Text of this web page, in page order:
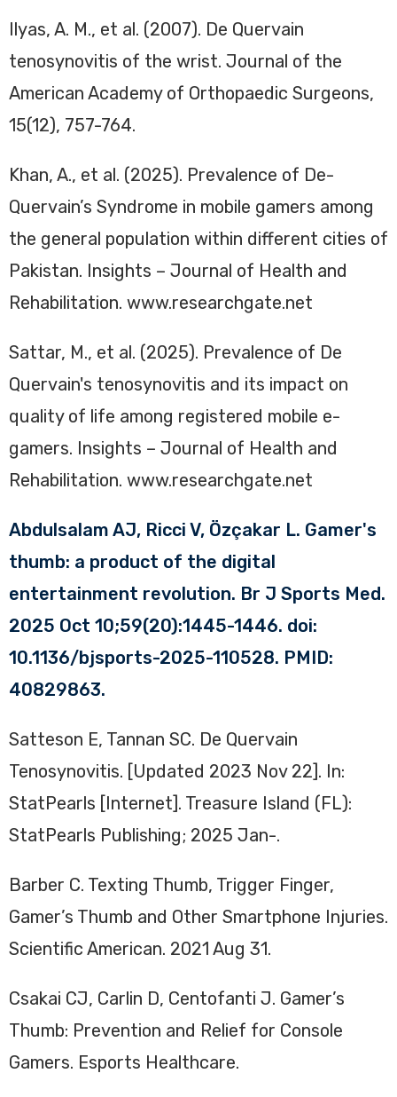
Ilyas, A. M., et al. (2007). De Quervain
tenosynovitis of the wrist. Journal of the
American Academy of Orthopaedic Surgeons,
15(12), 757-764.
Khan, A., et al. (2025). Prevalence of De-
Quervain’s Syndrome in mobile gamers among
the general population within different cities of
Pakistan. Insights – Journal of Health and
Rehabilitation. www.researchgate.net
Sattar, M., et al. (2025). Prevalence of De
Quervain's tenosynovitis and its impact on
quality of life among registered mobile e-
gamers. Insights – Journal of Health and
Rehabilitation. www.researchgate.net
Abdulsalam AJ, Ricci V, Özçakar L. Gamer's
thumb: a product of the digital
entertainment revolution. Br J Sports Med.
2025 Oct 10;59(20):1445-1446. doi:
10.1136/bjsports-2025-110528. PMID:
40829863.
Satteson E, Tannan SC. De Quervain
Tenosynovitis. [Updated 2023 Nov 22]. In:
StatPearls [Internet]. Treasure Island (FL):
StatPearls Publishing; 2025 Jan-.
Barber C. Texting Thumb, Trigger Finger,
Gamer’s Thumb and Other Smartphone Injuries.
Scientific American. 2021 Aug 31.
Csakai CJ, Carlin D, Centofanti J. Gamer’s
Thumb: Prevention and Relief for Console
Gamers. Esports Healthcare.